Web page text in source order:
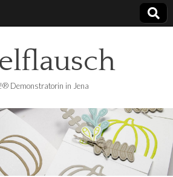
Demonstratorin in Jena